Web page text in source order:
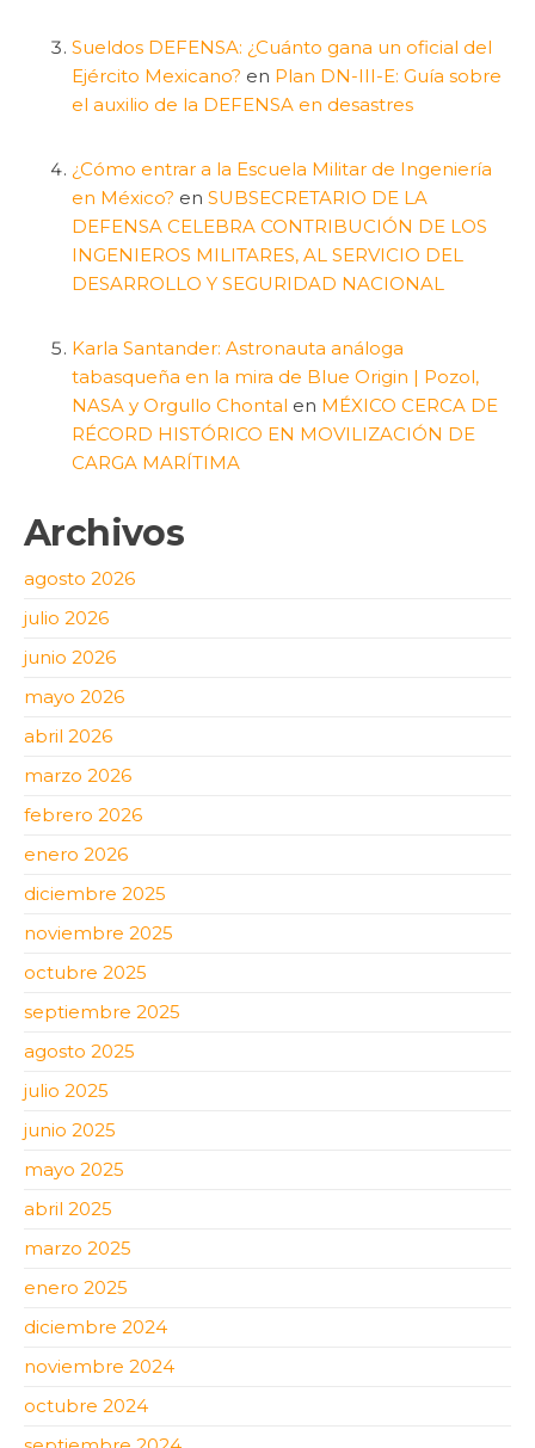
Sueldos DEFENSA: ¿Cuánto gana un oficial del
Ejército Mexicano? en Plan DN-III-E: Guía sobre
el auxilio de la DEFENSA en desastres
¿Cómo entrar a la Escuela Militar de Ingeniería
en México? en SUBSECRETARIO DE LA
DEFENSA CELEBRA CONTRIBUCIÓN DE LOS
INGENIEROS MILITARES, AL SERVICIO DEL
DESARROLLO Y SEGURIDAD NACIONAL
Karla Santander: Astronauta análoga
tabasqueña en la mira de Blue Origin | Pozol,
NASA y Orgullo Chontal en MÉXICO CERCA DE
RÉCORD HISTÓRICO EN MOVILIZACIÓN DE
CARGA MARÍTIMA
Archivos
agosto 2026
julio 2026
junio 2026
mayo 2026
abril 2026
marzo 2026
febrero 2026
enero 2026
diciembre 2025
noviembre 2025
octubre 2025
septiembre 2025
agosto 2025
julio 2025
junio 2025
mayo 2025
abril 2025
marzo 2025
enero 2025
diciembre 2024
noviembre 2024
octubre 2024